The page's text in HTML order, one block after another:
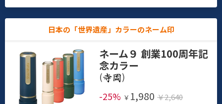
日本の「世界遺産」カラーのネーム印
ネーム９ 創業100周年記
念カラー
(
)
-25% ￥ 1,980 ￥2,640